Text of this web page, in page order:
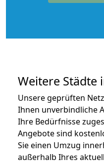
Weitere Städte
Unsere geprüften
Ihnen unverbindliche
Ihre Bedürfnisse
Angebote sind
Sie einen Umzug
außerhalb Ihres